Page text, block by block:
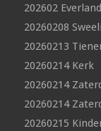
202602 Everland
20260208
20260213
20260214 Kerk
20260214
20260214
20260215